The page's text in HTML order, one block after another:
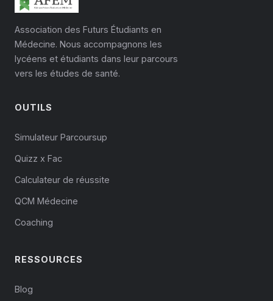
Association des Futurs Étudiants en
Médecine. Nous accompagnons les
lycéens et étudiants dans leur parcours
vers les études de santé.
OUTILS
Simulateur Parcoursup
Quizz x Fac
Calculateur de réussite
QCM Médecine
Coaching
RESSOURCES
Blog